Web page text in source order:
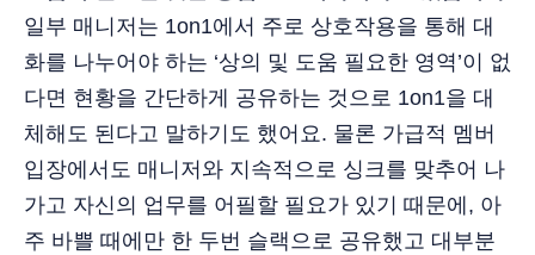
일부 매니저는 1on1에서 주로 상호작용을 통해 대
화를 나누어야 하는 ‘상의 및 도움 필요한 영역’이 없
다면 현황을 간단하게 공유하는 것으로 1on1을 대
체해도 된다고 말하기도 했어요. 물론 가급적 멤버
입장에서도 매니저와 지속적으로 싱크를 맞추어 나
가고 자신의 업무를 어필할 필요가 있기 때문에, 아
주 바쁠 때에만 한 두번 슬랙으로 공유했고 대부분